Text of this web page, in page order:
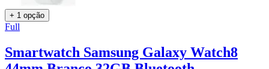
+ 1 opção
Full
Smartwatch Samsung Galaxy Watch8